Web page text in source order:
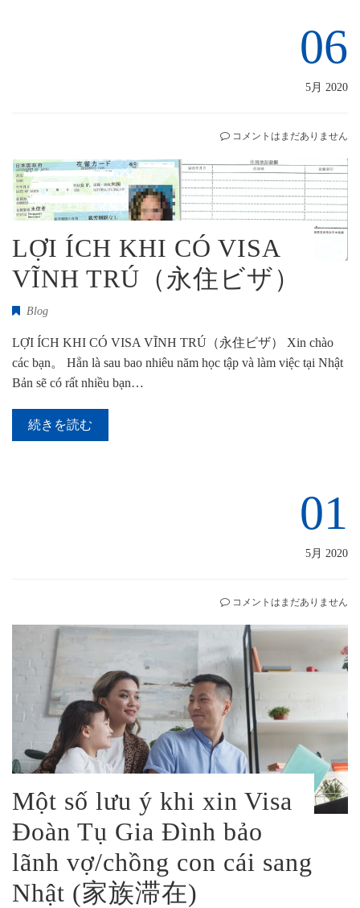
06
5月 2020
コメントはまだありません
LỢI ÍCH KHI CÓ VISA
VĨNH TRÚ（永住ビザ）
Blog
LỢI ÍCH KHI CÓ VISA VĨNH TRÚ（永住ビザ） Xin chào
các bạn。 Hẳn là sau bao nhiêu năm học tập và làm việc tại Nhật
Bản sẽ có rất nhiều bạn…
続きを読む
01
5月 2020
コメントはまだありません
Một số lưu ý khi xin Visa
Đoàn Tụ Gia Đình bảo
lãnh vợ/chồng con cái sang
Nhật (家族滞在)